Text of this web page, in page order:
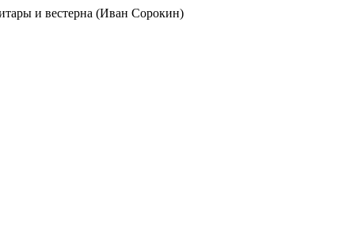
и вестерна (Иван Сорокин)